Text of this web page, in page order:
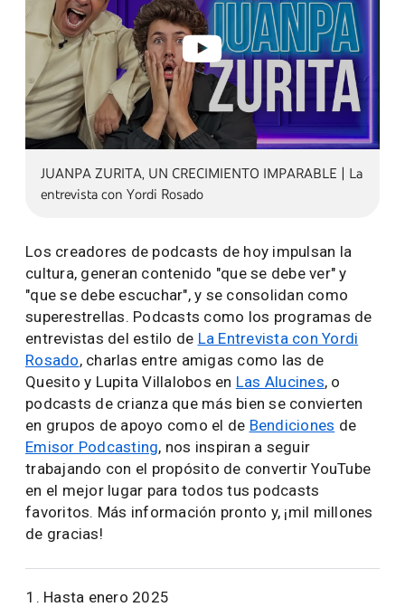
JUANPA ZURITA, UN CRECIMIENTO IMPARABLE | La
entrevista con Yordi Rosado
Los creadores de podcasts de hoy impulsan la
cultura, generan contenido "que se debe ver" y
"que se debe escuchar", y se consolidan como
superestrellas. Podcasts como los programas de
entrevistas del estilo de La Entrevista con Yordi
Rosado, charlas entre amigas como las de
Quesito y Lupita Villalobos en Las Alucines, o
podcasts de crianza que más bien se convierten
en grupos de apoyo como el de Bendiciones de
Emisor Podcasting, nos inspiran a seguir
trabajando con el propósito de convertir YouTube
en el mejor lugar para todos tus podcasts
favoritos. Más información pronto y, ¡mil millones
de gracias!
Hasta enero 2025